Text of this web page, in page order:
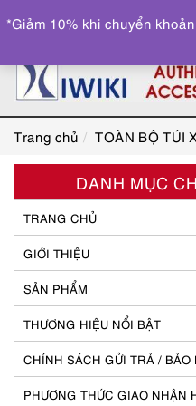
Trang chủ TOÀN BỘ TÚI
DANH MỤC
TRANG CHỦ
GIỚI THIỆU
SẢN PHẨM
THƯƠNG HIỆU NỔI BẬT
CHÍNH SÁCH GỬI TRẢ / BẢO
PHƯƠNG THỨC GIAO NHẬN
*Giảm 10% khi chuyển